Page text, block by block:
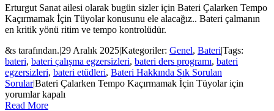
Erturgut Sanat ailesi olarak bugün sizler için Bateri Çalarken Tempo
Kaçırmamak İçin Tüyolar konusunu ele alacağız.. Bateri çalmanın
en kritik yönü ritim ve tempo kontrolüdür.
&s tarafından.|29 Aralık 2025|Kategoriler: Genel, Bateri|Tags:
bateri, bateri çalışma egzersizleri, bateri ders programı, bateri
egzersizleri, bateri etüdleri, Bateri Hakkında Sık Sorulan
Sorular|Bateri Çalarken Tempo Kaçırmamak İçin Tüyolar için
yorumlar kapalı
Read More